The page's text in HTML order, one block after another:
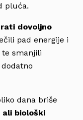
pluća.
dovoljno
pad energije i
smanjili
dana briše
ali biološki